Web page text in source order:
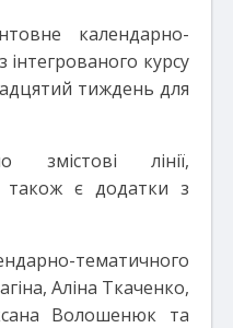
календарно-
курсу
тиждень для
лінії,
також є додатки з
тематичного
Аліна Ткаченко,
Волошенюк та